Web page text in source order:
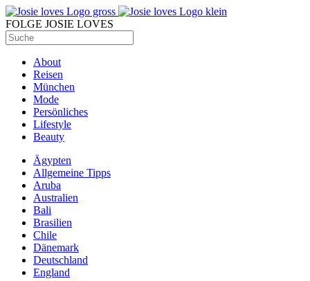
FOLGE JOSIE LOVES
About
Reisen
München
Mode
Persönliches
Lifestyle
Beauty
Ägypten
Allgemeine Tipps
Aruba
Australien
Bali
Brasilien
Chile
Dänemark
Deutschland
England